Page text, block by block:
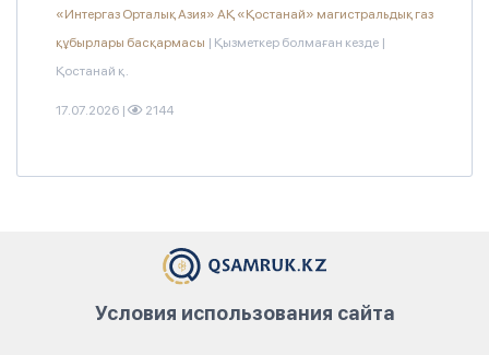
«Интергаз Орталық Азия» АҚ «Қостанай» магистральдық газ
құбырлары басқармасы | Қызметкер болмаған кезде |
Қостанай қ.
17.07.2026 | 2144
Условия использования сайта